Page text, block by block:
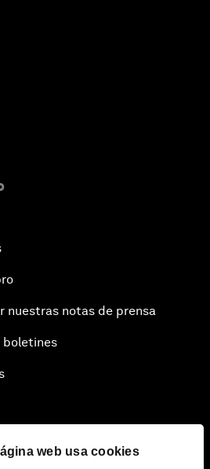
web usa cookies
nuestras notas de prensa
boletines